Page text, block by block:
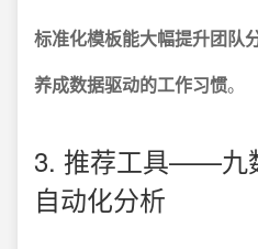
标准化模板能大幅提升团队
养成数据驱动的工作习惯。
3. 推荐工具——九
自动化分析